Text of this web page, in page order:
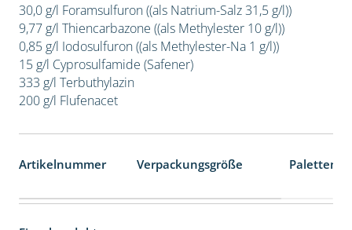
30,0 g/l Foramsulfuron ((als Natrium-Salz 31,5 g/l))
9,77 g/l Thiencarbazone ((als Methylester 10 g/l))
0,85 g/l Iodosulfuron ((als Methylester-Na 1 g/l))
15 g/l Cyprosulfamide (Safener)
333 g/l Terbuthylazin
200 g/l Flufenacet
Artikelnummer Verpackungsgröße